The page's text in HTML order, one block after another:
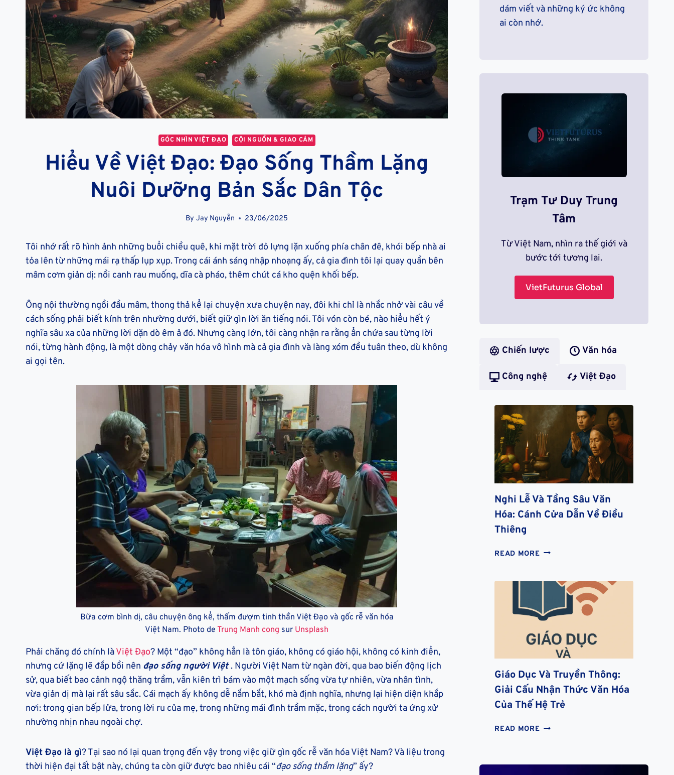
GÓC NHÌN VIỆT ĐẠO CỘI NGUỒN & GIAO CẢM
Hiểu Về Việt Đạo: Đạo Sống Thầm Lặng
Nuôi Dưỡng Bản Sắc Dân Tộc
By Jay Nguyễn 23/06/2025
Tôi nhớ rất rõ hình ảnh những buổi chiều quê, khi mặt trời đỏ lựng lặn xuống phía chân đê, khói bếp nhà ai
tỏa lên từ những mái rạ thấp lụp xụp. Trong cái ánh sáng nhập nhoạng ấy, cả gia đình tôi lại quay quần bên
mâm cơm giản dị: nồi canh rau muống, dĩa cà pháo, thêm chút cá kho quện khối bếp.
Ông nội thường ngồi đầu mâm, thong thả kể lại chuyện xưa chuyện nay, đôi khi chỉ là nhắc nhở vài câu về
cách sống phải biết kính trên nhường dưới, biết giữ gìn lời ăn tiếng nói. Tôi vón còn bé, nào hiểu hết ý
nghĩa sâu xa của những lời dặn dò êm ả đó. Nhưng càng lớn, tôi càng nhận ra rằng ẩn chứa sau từng lời
nói, từng hành động, là một dòng chảy văn hóa vô hình mà cả gia đình và làng xóm đều tuân theo, dù không
ai gọi tên.
Bữa cơm bình dị, câu chuyện ông kể, thấm đượm tinh thần Việt Đạo và gốc rễ văn hóa
Việt Nam. Photo deTrung Manh cong sur Unsplash
Phải chăng đó chính làViệt Đạo? Một “đạo” không hẳn là tôn giáo, không có giáo hội, không có kinh điển,
nhưng cứ lặng lẽ đắp bồi nên đạo sống người Việt. Người Việt Nam từ ngàn đời, qua bao biến động lịch
sử, qua biết bao cảnh ngộ thăng trầm, vẫn kiên trì bám vào một mạch sống vừa tự nhiên, vừa nhân tình,
vừa giản dị mà lại rất sâu sắc. Cái mạch ấy không dễ nắm bắt, khó mà định nghĩa, nhưng lại hiện diện khắp
nơi: trong gian bếp lửa, trong lời ru của mẹ, trong những mái đình trầm mặc, trong cách người ta ứng xử
nhường nhịn nhau ngoài chợ.
Việt Đạo là gì? Tại sao nó lại quan trọng đến vậy trong việc giữ gìn gốc rễ văn hóa Việt Nam? Và liệu trong
thời hiện đại tất bật này, chúng ta còn giữ được bao nhiêu cái “đạo sống thầm lặng” ấy?
dám viết và những ký ức không
ai còn nhớ.
Trạm Tư Duy Trung
Tâm
Từ Việt Nam, nhìn ra thế giới và
bước tới tương lai.
VietFuturus Global
Chiến lược Văn hóa
Công nghệ Việt Đạo
Nghi Lễ Và Tầng Sâu Văn
Hóa: Cánh Cửa Dẫn Về Điều
Thiêng
READ MORE NGHI
TẦNG
VĂN
HÓA:
CÁNH
CỬA
ĐIỀU
THIÊNG
Giáo Dục Và Truyền Thông:
Giải Cấu Nhận Thức Văn Hóa
Của Thế Hệ Trẻ
READ MORE GIÁO